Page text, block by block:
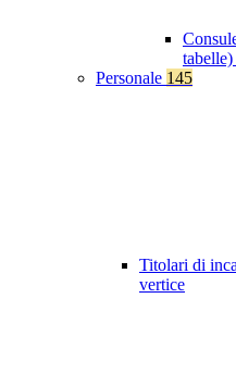
tabelle)
Personale 145
Titolari di
vertice